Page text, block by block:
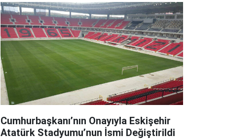
Cumhurbaşkanı’nın Onayıyla Eskişehir
Atatürk Stadyumu’nun İsmi Değiştirildi